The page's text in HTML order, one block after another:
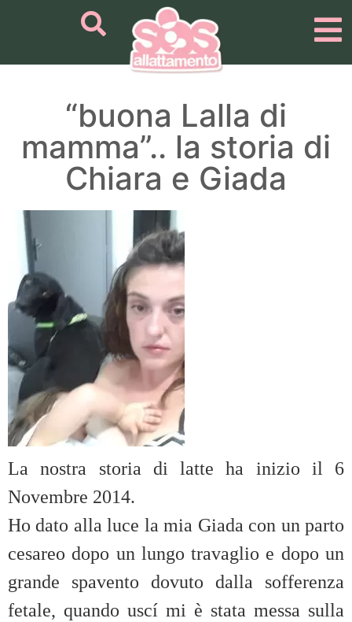
“buona Lalla di
mamma”.. la storia di
Chiara e Giada
La nostra storia di latte ha inizio il 6
Novembre 2014.
Ho dato alla luce la mia Giada con un parto
cesareo dopo un lungo travaglio e dopo un
grande spavento dovuto dalla sofferenza
fetale, quando uscí mi è stata messa sulla